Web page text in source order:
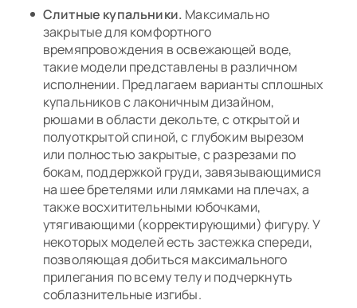
Слитные купальники. Максимально
закрытые для комфортного
времяпровождения в освежающей воде,
такие модели представлены в различном
исполнении. Предлагаем варианты сплошных
купальников с лаконичным дизайном,
рюшами в области декольте, с открытой и
полуоткрытой спиной, с глубоким вырезом
или полностью закрытые, с разрезами по
бокам, поддержкой груди, завязывающимися
на шее бретелями или лямками на плечах, а
также восхитительными юбочками,
утягивающими (корректирующими) фигуру. У
некоторых моделей есть застежка спереди,
позволяющая добиться максимального
прилегания по всему телу и подчеркнуть
соблазнительные изгибы.